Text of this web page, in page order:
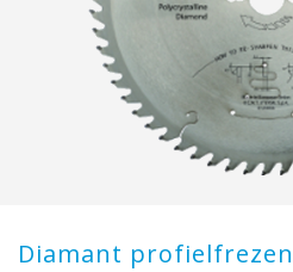
Diamant profielfrezen